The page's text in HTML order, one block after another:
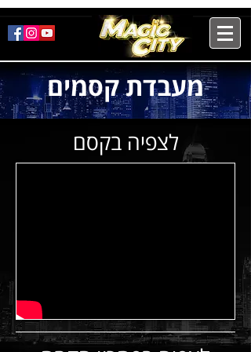
מעבדת קסמים
לצפיה בקסם